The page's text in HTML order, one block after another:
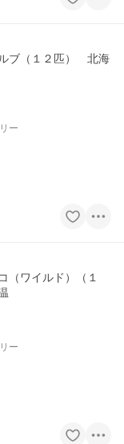
ルブ（１２匹） 北海
ー
（ワイルド）（１
ー